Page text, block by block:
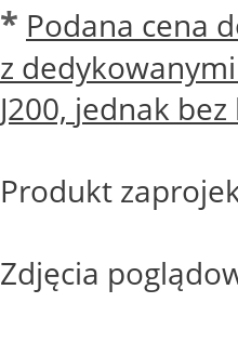
* Podana cena
z
J200, jednak
Produkt
Zdjęcia